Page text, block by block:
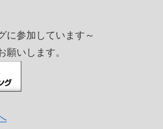
に参加しています～
願いします。